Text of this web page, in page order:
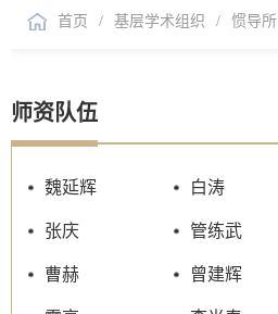
首页 / 基层学术组织 / 惯导所
师资队伍
魏延辉 白涛
张庆 管练武
曹赫 曾建辉